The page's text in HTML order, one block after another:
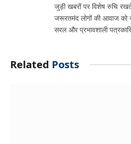
जुड़ी खबरों पर विशेष रुचि
जरूरतमंद लोगों की आवाज को
सरल और प्रभावशाली
Related Posts